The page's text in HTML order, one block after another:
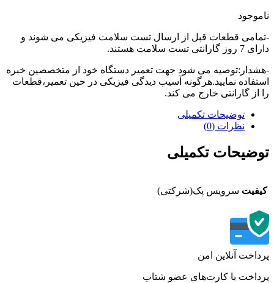
قطعات قبل از ارسال تست سلامت فیزیکی می شوند و
تست سلامت هستند.
می شود جهت تعمیر دستگاه خود از متخصصین خبره
نمایید.هرگونه آسیب دیدگی فیزیکی در حین تعمیر،قطعات
گارانتی خارج می کند.
توضیحات تکمیلی
نظرات (0)
تکمیلی
سرویس پک(شرکتی)
آنلاین امن
با کارت‌های عضو شتاب